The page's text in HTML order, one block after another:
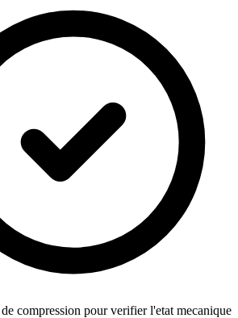
compression pour verifier l'etat mecanique